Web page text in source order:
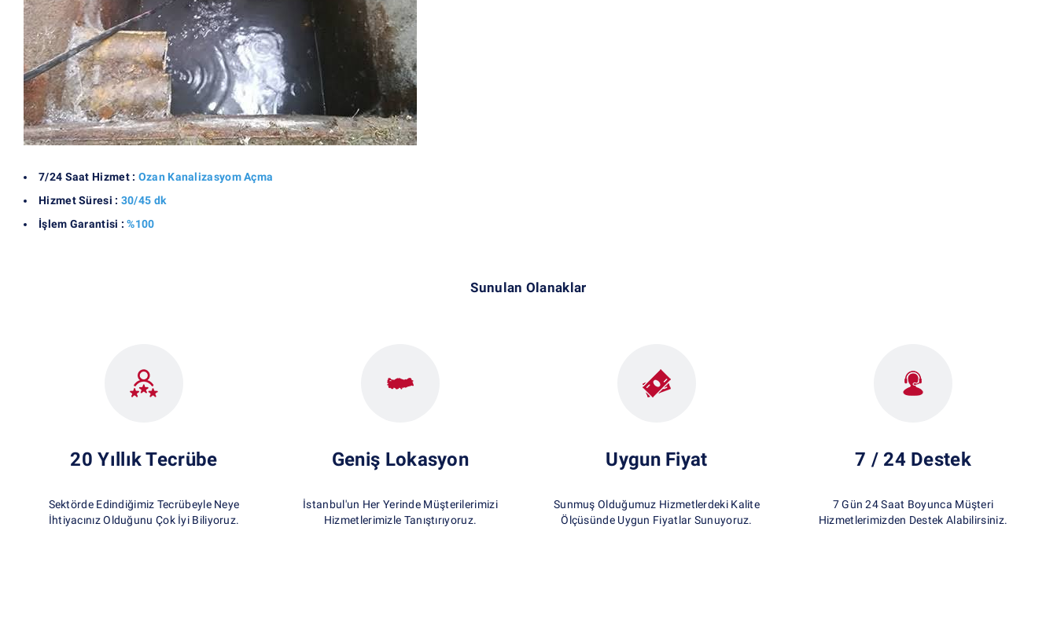
7/24 Saat Hizmet : Ozan Kanalizasyom Açma
Hizmet Süresi : 30/45 dk
İşlem Garantisi : %100
Sunulan Olanaklar
20 Yıllık Tecrübe
Sektörde Edindiğimiz Tecrübeyle Neye
İhtiyacınız Olduğunu Çok İyi Biliyoruz.
Geniş Lokasyon
İstanbul'un Her Yerinde Müşterilerimizi
Hizmetlerimizle Tanıştırıyoruz.
Uygun Fiyat
Sunmuş Olduğumuz Hizmetlerdeki Kalite
Ölçüsünde Uygun Fiyatlar Sunuyoruz.
7 / 24 Destek
7 Gün 24 Saat Boyunca Müşteri
Hizmetlerimizden Destek Alabilirsiniz.